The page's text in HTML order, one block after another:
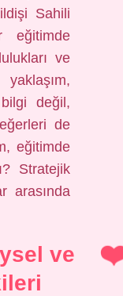
Sahili
eğitimde
ve
değil,
de
eğitimde
Stratejik
arasında
ve